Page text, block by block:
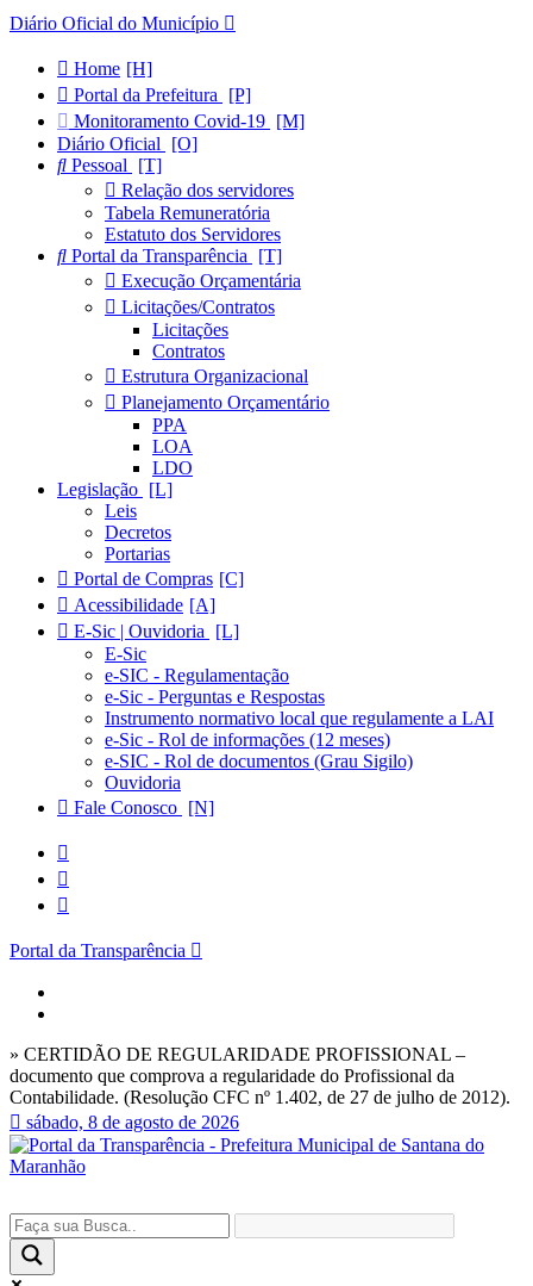
Diário Oficial do Município
Home
Portal da Prefeitura
Monitoramento Covid-19
Diário Oficial
Pessoal
Relação dos servidores
Tabela Remuneratória
Estatuto dos Servidores
Portal da Transparência
Execução Orçamentária
Licitações/Contratos
Licitações
Contratos
Estrutura Organizacional
Planejamento Orçamentário
PPA
LOA
LDO
Legislação
Leis
Decretos
Portarias
Portal de Compras
Acessibilidade
E-Sic | Ouvidoria
E-Sic
e-SIC - Regulamentação
e-Sic - Perguntas e Respostas
Instrumento normativo local que regulamente a LAI
e-Sic - Rol de informações (12 meses)
e-SIC - Rol de documentos (Grau Sigilo)
Ouvidoria
Fale Conosco
Portal da Transparência
» CERTIDÃO DE REGULARIDADE PROFISSIONAL –
documento que comprova a regularidade do Profissional da
Contabilidade. (Resolução CFC nº 1.402, de 27 de julho de 2012).
sábado, 8 de agosto de 2026